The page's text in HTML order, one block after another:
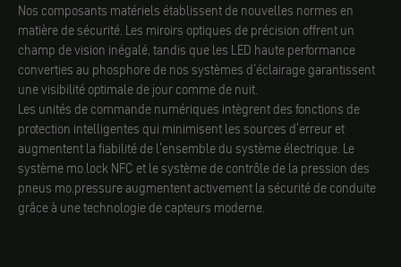
Nos composants matériels établissent de nouvelles normes en
matière de sécurité. Les miroirs optiques de précision offrent un
champ de vision inégalé, tandis que les LED haute performance
converties au phosphore de nos systèmes d'éclairage garantissent
une visibilité optimale de jour comme de nuit.
Les unités de commande numériques intègrent des fonctions de
protection intelligentes qui minimisent les sources d'erreur et
augmentent la fiabilité de l'ensemble du système électrique. Le
système mo.lock NFC et le système de contrôle de la pression des
pneus mo.pressure augmentent activement la sécurité de conduite
grâce à une technologie de capteurs moderne.